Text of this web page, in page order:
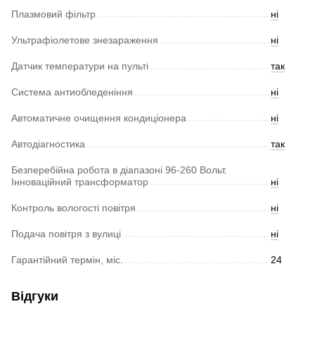
Плазмовий фільтр ні
Ультрафіолетове знезараження ні
Датчик температури на пульті так
Система антиобледеніння ні
Автоматичне очищення кондиціонера ні
Автодіагностика так
Безперебійна робота в діапазоні 96-260 Вольт.
Інноваційний трансформатор
ні
Контроль вологості повітря ні
Подача повітря з вулиці ні
Гарантійний термін, міс. 24
Відгуки